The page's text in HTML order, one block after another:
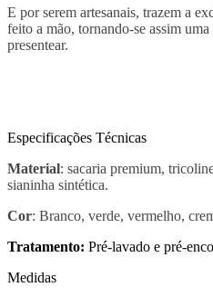
E por serem artesanais, trazem a
feito a mão, tornando-se assim
presentear.
Especificações Técnicas
Material: sacaria premium,
sianinha sintética.
Cor: Branco, verde, vermelho,
Tratamento: Pré-lavado e pré-
Medidas